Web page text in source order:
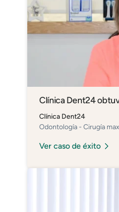
Clínica Dent24
Clínica Dent24
Odontología - Cirugía
Ver caso de éxito